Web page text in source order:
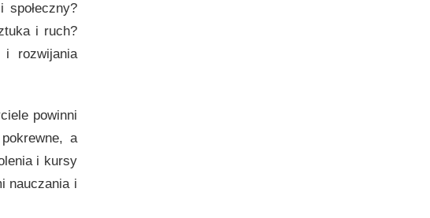
i ruch?
i rozwijania
powinni
a
i kursy
nauczania i